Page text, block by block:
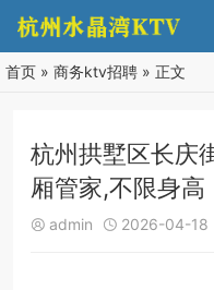
首页 » 商务ktv招聘 » 正文
杭州拱墅区长庆
厢管家,不限身高
 admin  2026-04-18